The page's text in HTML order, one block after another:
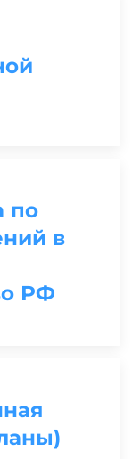
по
в
РФ